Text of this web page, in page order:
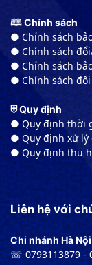
🕮 Chính sách
● Chính sách
● Chính sách
● Chính sách
● Chính sách
⛨ Quy định
● Quy định thời
● Quy định xử lý
● Quy định thu
Liên hệ với
Chi nhánh Hà Nội
☏ 0793113879 -